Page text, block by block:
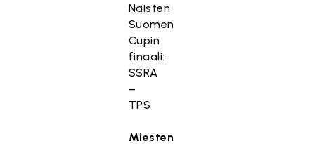
Naisten
Suomen
Cupin
finaali:
SSRA
–
TPS
Miesten